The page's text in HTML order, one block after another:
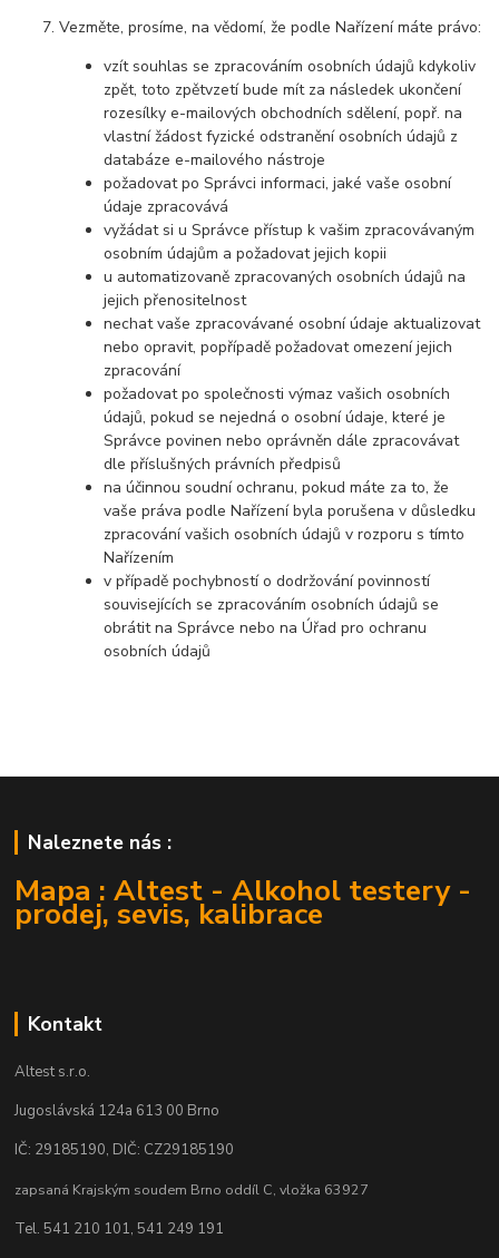
Vezměte, prosíme, na vědomí, že podle Nařízení máte právo:
vzít souhlas se zpracováním osobních údajů kdykoliv
zpět, toto zpětvzetí bude mít za následekukončení
rozesílky e-mailových obchodních sdělení, popř. na
vlastní žádost fyzické odstranění osobních údajů z
databáze e-mailového nástroje
požadovat po Správci informaci, jaké vaše osobní
údaje zpracovává
vyžádat si u Správce přístup k vašim zpracovávaným
osobním údajům a požadovat jejich kopii
u automatizovaně zpracovaných osobních údajů na
jejich přenositelnost
nechat vaše zpracovávané osobní údaje aktualizovat
nebo opravit, popřípadě požadovat omezení jejich
zpracování
požadovat po společnosti výmaz vašich osobních
údajů, pokud se nejedná o osobní údaje, které je
Správce povinen nebo oprávněn dále zpracovávat
dle příslušných právních předpisů
na účinnou soudní ochranu, pokud máte za to, že
vaše práva podle Nařízení byla porušena v důsledku
zpracování vašich osobních údajů v rozporu s tímto
Nařízením
v případě pochybností o dodržování povinností
souvisejících se zpracováním osobních údajů se
obrátit na Správce nebo na Úřad pro ochranu
osobních údajů
Naleznete nás :
Mapa : Altest - Alkohol testery -
prodej, sevis, kalibrace
Kontakt
Altest s.r.o.
Jugoslávská 124a 613 00 Brno
IČ: 29185190, DIČ: CZ29185190
zapsaná Krajským soudem Brno oddíl C, vložka 63927
Tel. 541 210 101, 541 249 191